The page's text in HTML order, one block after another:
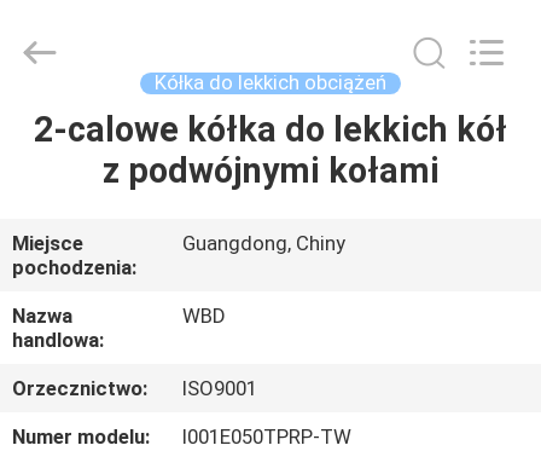
DOM
FILMY
O
NAS
Metal
Reserved.
Kółka do lekkich obciążeń
2-calowe kółka do lekkich kół
z podwójnymi kołami
Miejsce
pochodzenia:
Guangdong, Chiny
Nazwa
handlowa:
WBD
Orzecznictwo:
ISO9001
Numer modelu:
I001E050TPRP-TW